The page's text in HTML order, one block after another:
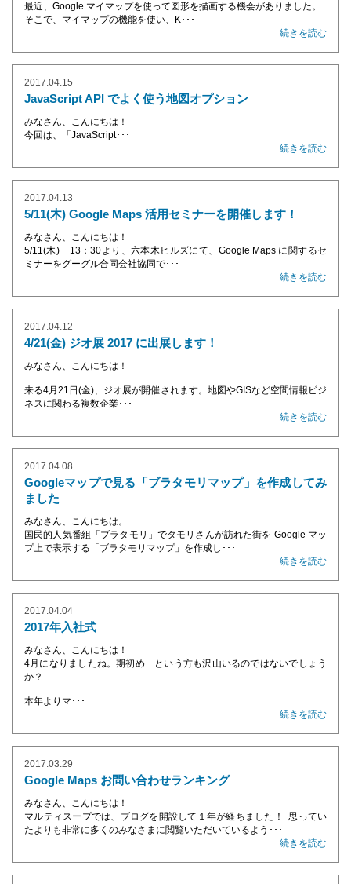
最近、Google マイマップを使って図形を描画する機会がありました。
そこで、マイマップの機能を使い、K･･･
続きを読む
2017.04.15
JavaScript API でよく使う地図オプション
みなさん、こんにちは！
今回は、「JavaScript･･･
続きを読む
2017.04.13
5/11(木) Google Maps 活用セミナーを開催します！
みなさん、こんにちは！
5/11(木) 13：30より、六本木ヒルズにて、Google Maps に関するセ
ミナーをグーグル合同会社協同で･･･
続きを読む
2017.04.12
4/21(金) ジオ展 2017 に出展します！
みなさん、こんにちは！
来る4月21日(金)、ジオ展が開催されます。地図やGISなど空間情報ビジ
ネスに関わる複数企業･･･
続きを読む
2017.04.08
Googleマップで見る「ブラタモリマップ」を作成してみ
ました
みなさん、こんにちは。
国民的人気番組「ブラタモリ」でタモリさんが訪れた街を Google マッ
プ上で表示する「ブラタモリマップ」を作成し･･･
続きを読む
2017.04.04
2017年入社式
みなさん、こんにちは！
4月になりましたね。期初め という方も沢山いるのではないでしょう
か？
本年よりマ･･･
続きを読む
2017.03.29
Google Maps お問い合わせランキング
みなさん、こんにちは！
マルティスープでは、ブログを開設して１年が経ちました！ 思ってい
たよりも非常に多くのみなさまに閲覧いただいているよう･･･
続きを読む